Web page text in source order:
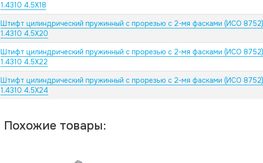
1.4310 4,5X18
Штифт цилиндрический пружинный с прорезью с 2-мя фасками (ИСО
1.4310 4,5X20
Штифт цилиндрический пружинный с прорезью с 2-мя фасками (ИСО
1.4310 4,5X22
Штифт цилиндрический пружинный с прорезью с 2-мя фасками (ИСО
1.4310 4,5X24
Похожие товары: